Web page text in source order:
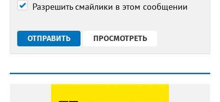
Разрешить смайлики в этом сообщении